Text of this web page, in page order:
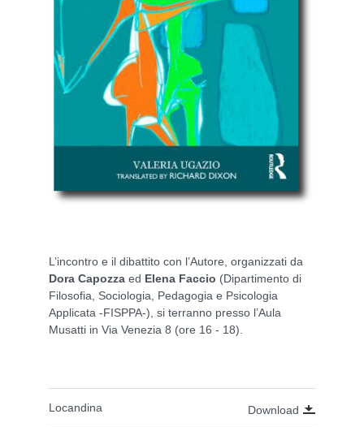
L’incontro e il dibattito con l’Autore, organizzati da
Dora Capozza ed Elena Faccio (Dipartimento di
Filosofia, Sociologia, Pedagogia e Psicologia
Applicata -FISPPA-), si terranno presso l’Aula
Musatti in Via Venezia 8 (ore 16 - 18).
Locandina Download